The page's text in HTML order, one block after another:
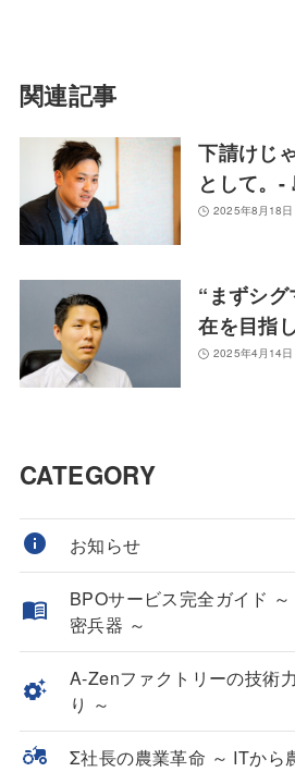
関連記事
下請けじ
として。-
2025年8月18日
“まずシ
在を目指
2025年4月14日
CATEGORY
お知らせ
BPOサービス完全ガイド
密兵器 ～
A-Zenファクトリーの技術
り ～
Σ社長の農業革命 ～ ITから